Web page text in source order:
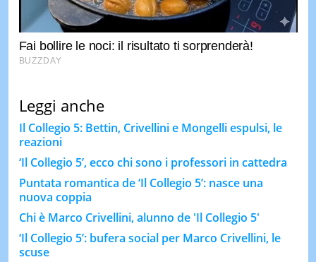
Leggi anche
Il Collegio 5: Bettin, Crivellini e Mongelli espulsi, le
reazioni
‘Il Collegio 5’, ecco chi sono i professori in cattedra
Puntata romantica de ‘Il Collegio 5’: nasce una
nuova coppia
Chi è Marco Crivellini, alunno de 'Il Collegio 5'
‘Il Collegio 5’: bufera social per Marco Crivellini, le
scuse